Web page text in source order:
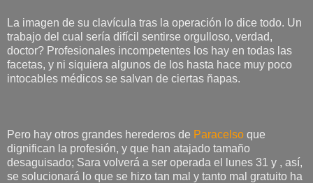
La imagen de su clavícula tras la operación lo dice todo. Un
trabajo del cual sería difícil sentirse orgulloso, verdad,
doctor? Profesionales incompetentes los hay en todas las
facetas, y ni siquiera algunos de los hasta hace muy poco
intocables médicos se salvan de ciertas ñapas.
Pero hay otros grandes herederos de Paracelso que
dignifican la profesión, y que han atajado tamaño
desaguisado; Sara volverá a ser operada el lunes 31 y , así,
se solucionará lo que se hizo tan mal y tanto mal gratuito ha